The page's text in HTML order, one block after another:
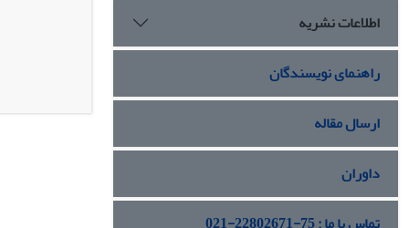
اطلاعات نشریه
راهنمای نویسندگان
ارسال مقاله
داوران